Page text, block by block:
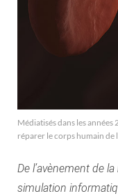
Médiatisés dans les
réparer le corps humain de
De l’avènement de
simulation